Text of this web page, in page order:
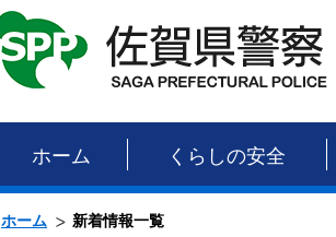
ホーム くらしの安全
ホーム 新着情報一覧